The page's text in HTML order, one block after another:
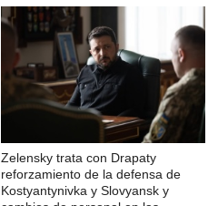
Zelensky trata con Drapaty
reforzamiento de la defensa de
Kostyantynivka y Slovyansk y